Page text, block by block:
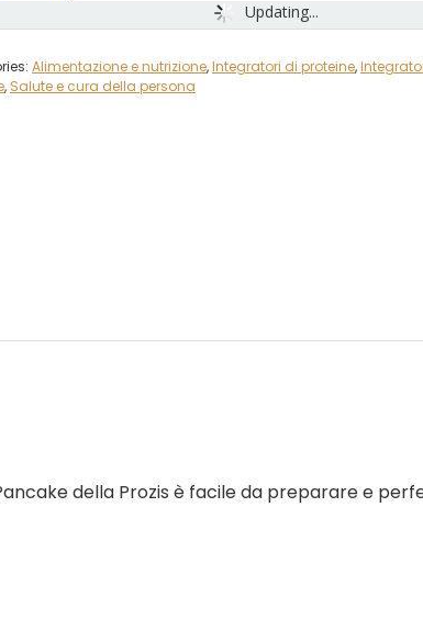
Updating...
Alimentazione e nutrizione,Integratori di proteine,
, Salute e cura della persona
della Prozis è facile da preparare e